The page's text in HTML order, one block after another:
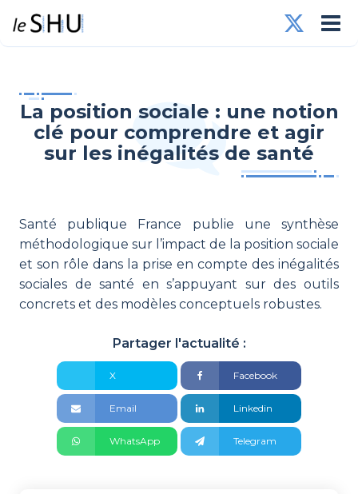
La position sociale : une notion
clé pour comprendre et agir
sur les inégalités de santé
Santé publique France publie une synthèse
méthodologique sur l’impact de la position sociale
et son rôle dans la prise en compte des inégalités
sociales de santé en s’appuyant sur des outils
concrets et des modèles conceptuels robustes.
Partager l'actualité :
X Facebook
Email Linkedin
WhatsApp Telegram